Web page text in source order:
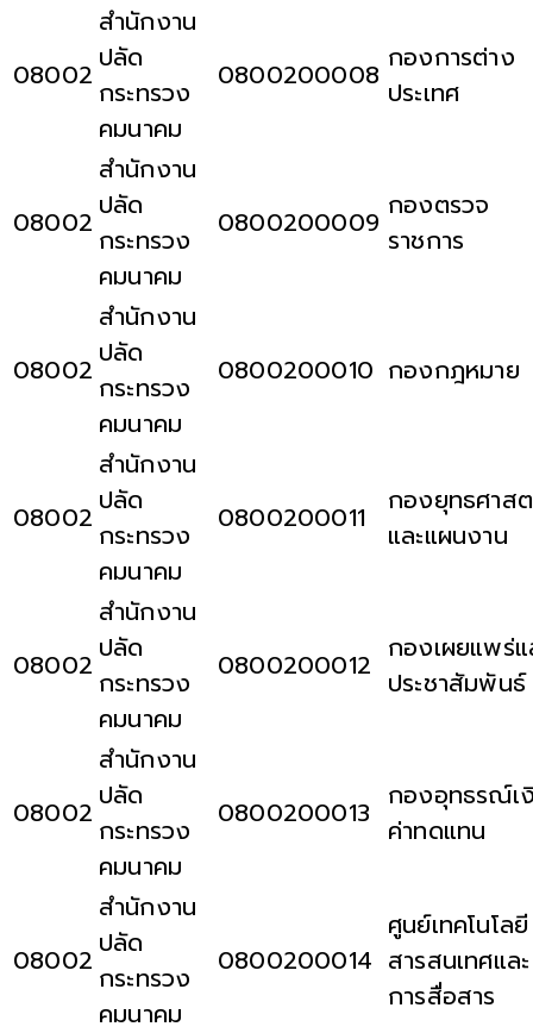
08002
สำนักงาน
ปลัด
กระทรวง
คมนาคม
0800200008 กองการต่าง
ประเทศ
08002
สำนักงาน
ปลัด
กระทรวง
คมนาคม
0800200009 กองตรวจ
ราชการ
08002
สำนักงาน
ปลัด
กระทรวง
คมนาคม
0800200010 กองกฎหมาย
08002
สำนักงาน
ปลัด
กระทรวง
คมนาคม
0800200011
กองยุทธศาส
และแผนงาน
08002
สำนักงาน
ปลัด
กระทรวง
คมนาคม
0800200012 กองเผยแพร่แ
ประชาสัมพันธ์
08002
สำนักงาน
ปลัด
กระทรวง
คมนาคม
0800200013 กองอุทธรณ์เ
ค่าทดแทน
08002
สำนักงาน
ปลัด
กระทรวง
คมนาคม
0800200014
ศูนย์เทคโนโลยี
สารสนเทศและ
การสื่อสาร